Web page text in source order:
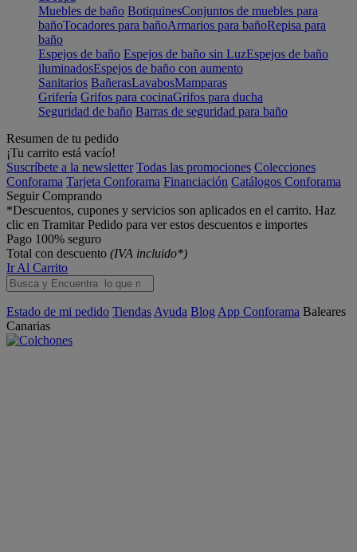
Muebles de baño BotiquinesConjuntos de muebles para
bañoTocadores para bañoArmarios para bañoRepisa para
baño
Espejos de baño Espejos de baño sin LuzEspejos de baño
iluminadosEspejos de baño con aumento
Sanitarios BañerasLavabosMamparas
Grifería Grifos para cocinaGrifos para ducha
Seguridad de baño Barras de seguridad para baño
Resumen de tu pedido
¡Tu carrito está vacío!
Suscríbete a la newsletter Todas las promociones Colecciones
Conforama Tarjeta Conforama Financiación Catálogos Conforama
Seguir Comprando
*Descuentos, cupones y servicios son aplicados en el carrito. Haz
clic en Tramitar Pedido para ver estos descuentos e importes
Pago 100% seguro
Total con descuento (IVA incluido*)
Ir Al Carrito
Estado de mi pedido Tiendas Ayuda Blog App Conforama Baleares
Canarias